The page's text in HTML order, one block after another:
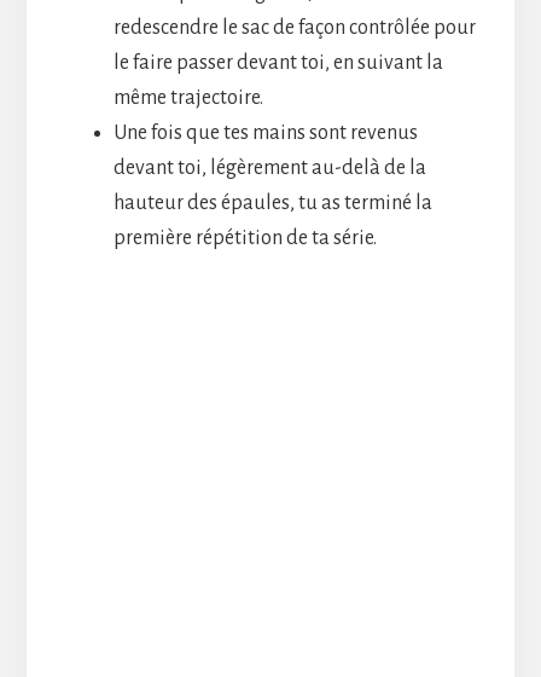
redescendre le sac de façon contrôlée pour
le faire passer devant toi, en suivant la
même trajectoire.
Une fois que tes mains sont revenus
devant toi, légèrement au-delà de la
hauteur des épaules, tu as terminé la
première répétition de ta série.